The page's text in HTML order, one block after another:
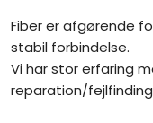
Fiber er afgørende
stabil forbindelse. ​
Vi har stor erfaring
reparation/